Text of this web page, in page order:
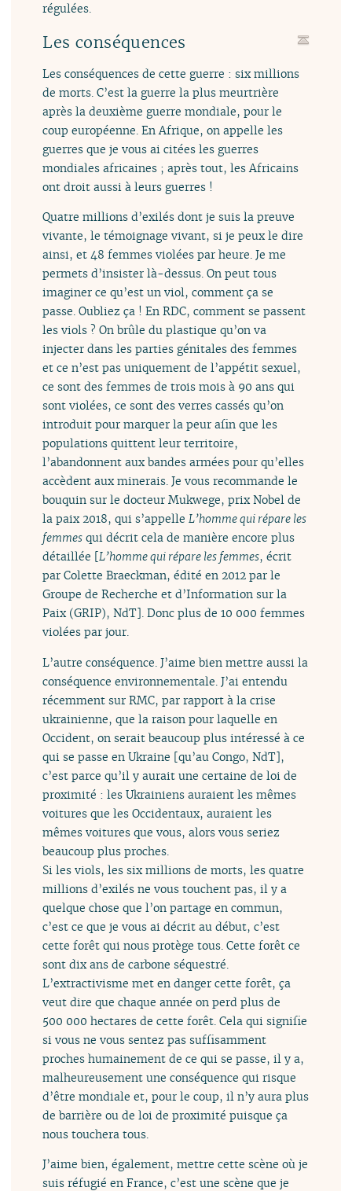
régulées.
Les conséquences
Les conséquences de cette guerre : six millions
de morts. C’est la guerre la plus meurtrière
après la deuxième guerre mondiale, pour le
coup européenne. En Afrique, on appelle les
guerres que je vous ai citées les guerres
mondiales africaines ; après tout, les Africains
ont droit aussi à leurs guerres !
Quatre millions d’exilés dont je suis la preuve
vivante, le témoignage vivant, si je peux le dire
ainsi, et 48 femmes violées par heure. Je me
permets d’insister là-dessus. On peut tous
imaginer ce qu’est un viol, comment ça se
passe. Oubliez ça ! En RDC, comment se passent
les viols ? On brûle du plastique qu’on va
injecter dans les parties génitales des femmes
et ce n’est pas uniquement de l’appétit sexuel,
ce sont des femmes de trois mois à 90 ans qui
sont violées, ce sont des verres cassés qu’on
introduit pour marquer la peur afin que les
populations quittent leur territoire,
l’abandonnent aux bandes armées pour qu’elles
accèdent aux minerais. Je vous recommande le
bouquin sur le docteur Mukwege, prix Nobel de
la paix 2018, qui s’appelleL’homme qui répare les
femmes qui décrit cela de manière encore plus
détaillée [L’homme qui répare les femmes, écrit
par Colette Braeckman, édité en 2012 par le
Groupe de Recherche et d’Information sur la
Paix (GRIP), NdT]. Donc plus de 10 000 femmes
violées par jour.
L’autre conséquence. J’aime bien mettre aussi la
conséquence environnementale. J’ai entendu
récemment sur RMC, par rapport à la crise
ukrainienne, que la raison pour laquelle en
Occident, on serait beaucoup plus intéressé à ce
qui se passe en Ukraine [qu’au Congo, NdT],
c’est parce qu’il y aurait une certaine de loi de
proximité : les Ukrainiens auraient les mêmes
voitures que les Occidentaux, auraient les
mêmes voitures que vous, alors vous seriez
beaucoup plus proches.
Si les viols, les six millions de morts, les quatre
millions d’exilés ne vous touchent pas, il y a
quelque chose que l’on partage en commun,
c’est ce que je vous ai décrit au début, c’est
cette forêt qui nous protège tous. Cette forêt ce
sont dix ans de carbone séquestré.
L’extractivisme met en danger cette forêt, ça
veut dire que chaque année on perd plus de
500 000 hectares de cette forêt. Cela qui signifie
si vous ne vous sentez pas suffisamment
proches humainement de ce qui se passe, il y a,
malheureusement une conséquence qui risque
d’être mondiale et, pour le coup, il n’y aura plus
de barrière ou de loi de proximité puisque ça
nous touchera tous.
J’aime bien, également, mettre cette scène où je
suis réfugié en France, c’est une scène que je